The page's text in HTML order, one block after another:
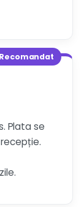
Recomandat
Plata se